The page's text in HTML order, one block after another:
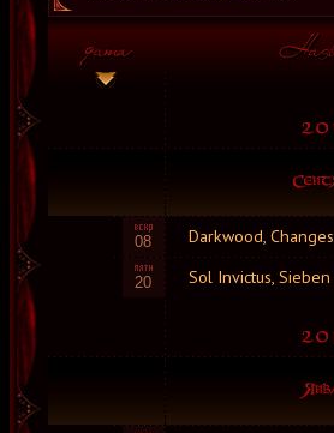
08 Darkwood, Changes
20 Sol Invictus, Sieben